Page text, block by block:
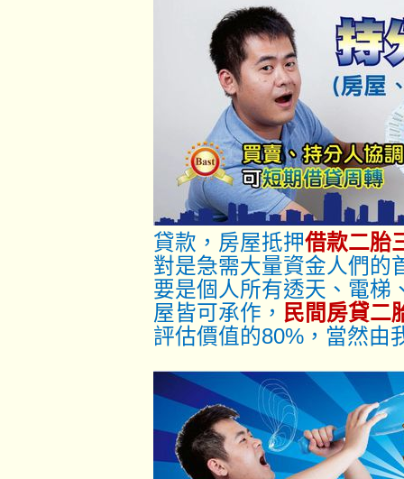
貸款，房屋抵押借款二胎
對是急需大量資金人們的
要是個人所有透天、電梯
屋皆可承作， 民間房貸二
評估價值的80%，當然由